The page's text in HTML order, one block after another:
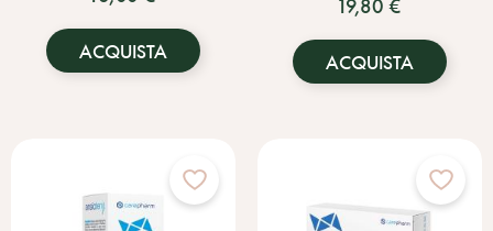
ACQUISTA ACQUISTA